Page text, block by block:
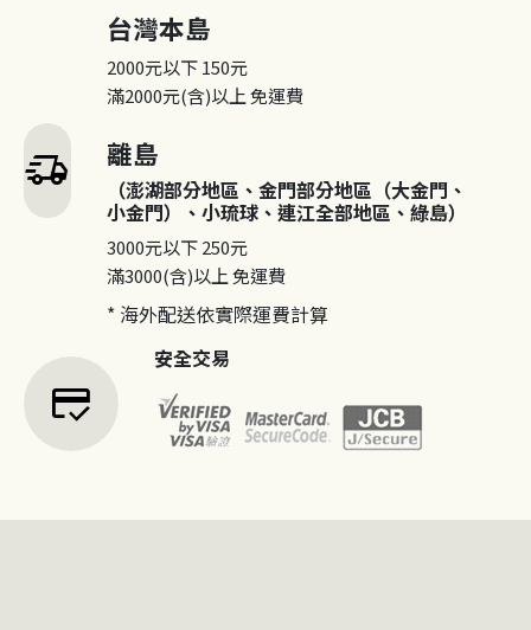
delivery_truck_speed
台灣本島
2000元以下150元
滿2000元(含)以上免運費
離島
（澎湖部分地區、金門部分地區（大金門、
小金門）、小琉球、連江全部地區、綠島）
3000元以下250元
滿3000(含)以上免運費
* 海外配送依實際運費計算
credit_score
安全交易